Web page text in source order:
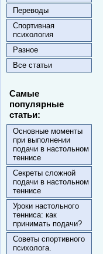
Переводы
Спортивная
психология
Разное
Все статьи
Самые
популярные
статьи:
Основные моменты
при выполнении
подачи в настольном
теннисе
Секреты сложной
подачи в настольном
теннисе
Уроки настольного
тенниса: как
принимать подачи?
Советы спортивного
психолога.